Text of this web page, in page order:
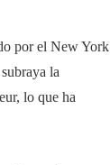
por el New York
la
lo que ha